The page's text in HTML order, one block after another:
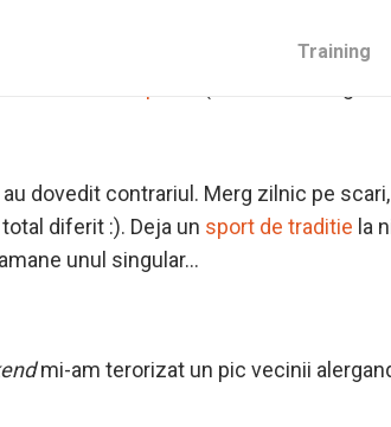
Training
dovedit contrariul. Merg zilnic pe
diferit :). Deja un sport de traditie la
unul singular…
mi-am terorizat un pic vecinii